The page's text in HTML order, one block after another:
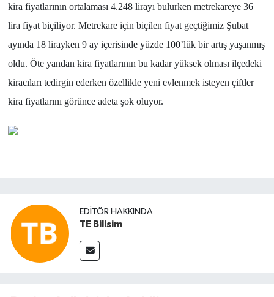
kira fiyatlarının ortalaması 4.248 lirayı bulurken metrekareye 36
lira fiyat biçiliyor. Metrekare için biçilen fiyat geçtiğimiz Şubat
ayında 18 lirayken 9 ay içerisinde yüzde 100’lük bir artış yaşanmış
oldu. Öte yandan kira fiyatlarının bu kadar yüksek olması ilçedeki
kiracıları tedirgin ederken özellikle yeni evlenmek isteyen çiftler
kira fiyatlarını görünce adeta şok oluyor.
EDITÖR HAKKINDA
TE Bilisim